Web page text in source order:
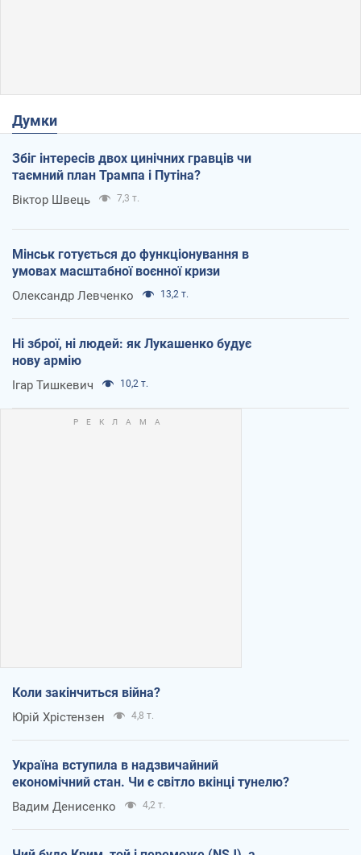
Думки
Збіг інтересів двох цинічних гравців чи
таємний план Трампа і Путіна?
Віктор Швець 7,3 т.
Мінськ готується до функціонування в
умовах масштабної воєнної кризи
Олександр Левченко 13,2 т.
Ні зброї, ні людей: як Лукашенко будує
нову армію
Ігар Тишкевич 10,2 т.
Коли закінчиться війна?
Юрій Хрістензен 4,8 т.
Україна вступила в надзвичайний
економічний стан. Чи є світло вкінці тунелю?
Вадим Денисенко 4,2 т.